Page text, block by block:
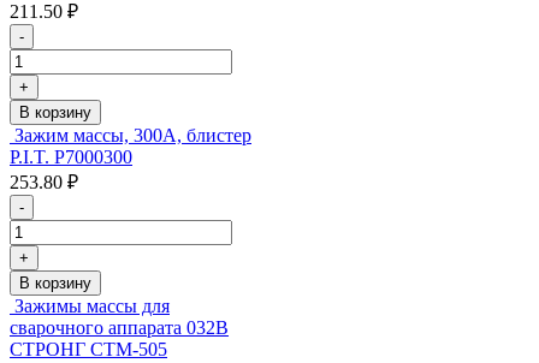
211.50 ₽
-
+
В корзину
Зажим массы, 300А, блистер
P.I.T. P7000300
253.80 ₽
-
+
В корзину
Зажимы массы для
сварочного аппарата 032В
СТРОНГ СТМ-505